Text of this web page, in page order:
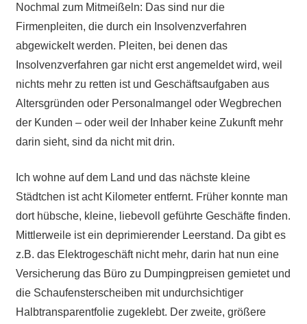
Nochmal zum Mitmeißeln: Das sind nur die
Firmenpleiten, die durch ein Insolvenzverfahren
abgewickelt werden. Pleiten, bei denen das
Insolvenzverfahren gar nicht erst angemeldet wird, weil
nichts mehr zu retten ist und Geschäftsaufgaben aus
Altersgründen oder Personalmangel oder Wegbrechen
der Kunden – oder weil der Inhaber keine Zukunft mehr
darin sieht, sind da nicht mit drin.
Ich wohne auf dem Land und das nächste kleine
Städtchen ist acht Kilometer entfernt. Früher konnte man
dort hübsche, kleine, liebevoll geführte Geschäfte finden.
Mittlerweile ist ein deprimierender Leerstand. Da gibt es
z.B. das Elektrogeschäft nicht mehr, darin hat nun eine
Versicherung das Büro zu Dumpingpreisen gemietet und
die Schaufensterscheiben mit undurchsichtiger
Halbtransparentfolie zugeklebt. Der zweite, größere